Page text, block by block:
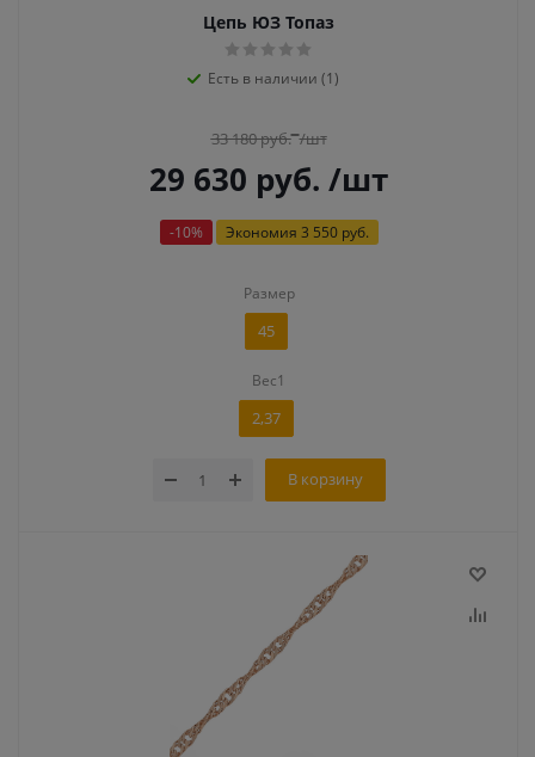
Цепь ЮЗ Топаз
Есть в наличии (1)
33 180руб. /шт
29 630 руб. /шт
-10% Экономия 3 550 руб.
Размер
45
Вес1
2,37
В корзину